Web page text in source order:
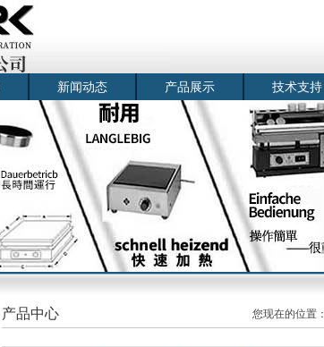
新闻动态 产品展示 技术支持
产品中心 您现在的位置：